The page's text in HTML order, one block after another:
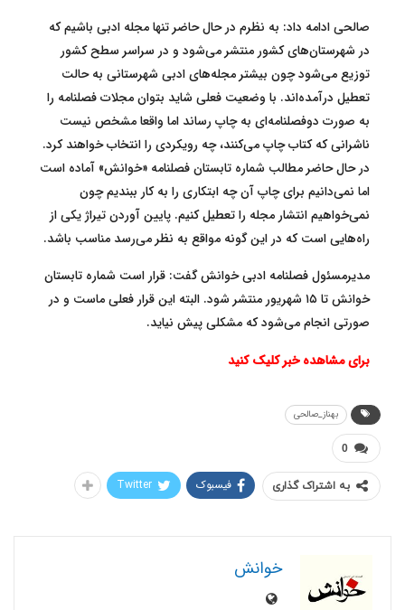
صالحی ادامه داد: به نظرم در حال حاضر تنها مجله ادبی باشیم که
در شهرستان‌های کشور منتشر می‌شود و در سراسر سطح کشور
توزیع می‌شود چون بیشتر مجله‌های ادبی شهرستانی به حالت
تعطیل درآمده‌اند. با وضعیت فعلی شاید بتوان مجلات فصلنامه را
به صورت دوفصلنامه‌ای به چاپ رساند اما واقعا مشخص نیست
ناشرانی که کتاب چاپ می‌کنند، چه رویکردی را انتخاب خواهند کرد.
در حال حاضر مطالب شماره تابستان فصلنامه «خوانش» آماده است
اما نمی‌دانیم برای چاپ آن چه ابتکاری را به کار ببندیم چون
نمی‌خواهیم انتشار مجله را تعطیل کنیم. پایین آوردن تیراژ یکی از
راه‌هایی است که در این گونه مواقع به نظر می‌رسد مناسب باشد.
مدیرمسئول فصلنامه ادبی خوانش گفت: قرار است شماره تابستان
خوانش تا ۱۵ شهریور منتشر شود. البته این قرار فعلی ماست و در
صورتی انجام می‌شود که مشکلی پیش نیاید.
برای مشاهده خبر کلیک کنید
بهناز_صالحی
0
به اشتراک گذاری فیسبوک Twitter
خوانش